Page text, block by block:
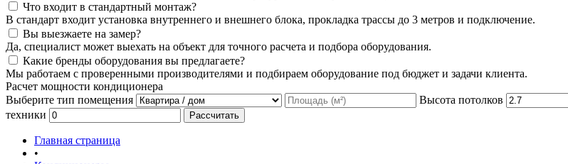
Что входит в стандартный монтаж?
В стандарт входит установка внутреннего и внешнего блока, прокладка трассы до 3 метров и подключение.
Вы выезжаете на замер?
Да, специалист может выехать на объект для точного расчета и подбора оборудования.
Какие бренды оборудования вы предлагаете?
Мы работаем с проверенными производителями и подбираем оборудование под бюджет и задачи клиента.
Расчет мощности кондиционера
Выберите тип помещения
Высота потолков
техники
Рассчитать
Главная страница
•